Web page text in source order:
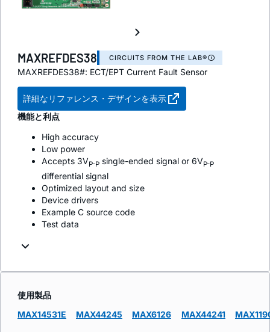
MAXREFDES38 CIRCUITS FROM THE LAB®
MAXREFDES38#: ECT/EPT Current Fault Sensor
詳細なリファレンス・デザインを表示
機能と利点
High accuracy
Low power
Accepts 3VP-P single-ended signal or 6VP-P
differential signal
Optimized layout and size
Device drivers
Example C source code
Test data
使用製品
MAX14531E
MAX44245 MAX6126 MAX44241